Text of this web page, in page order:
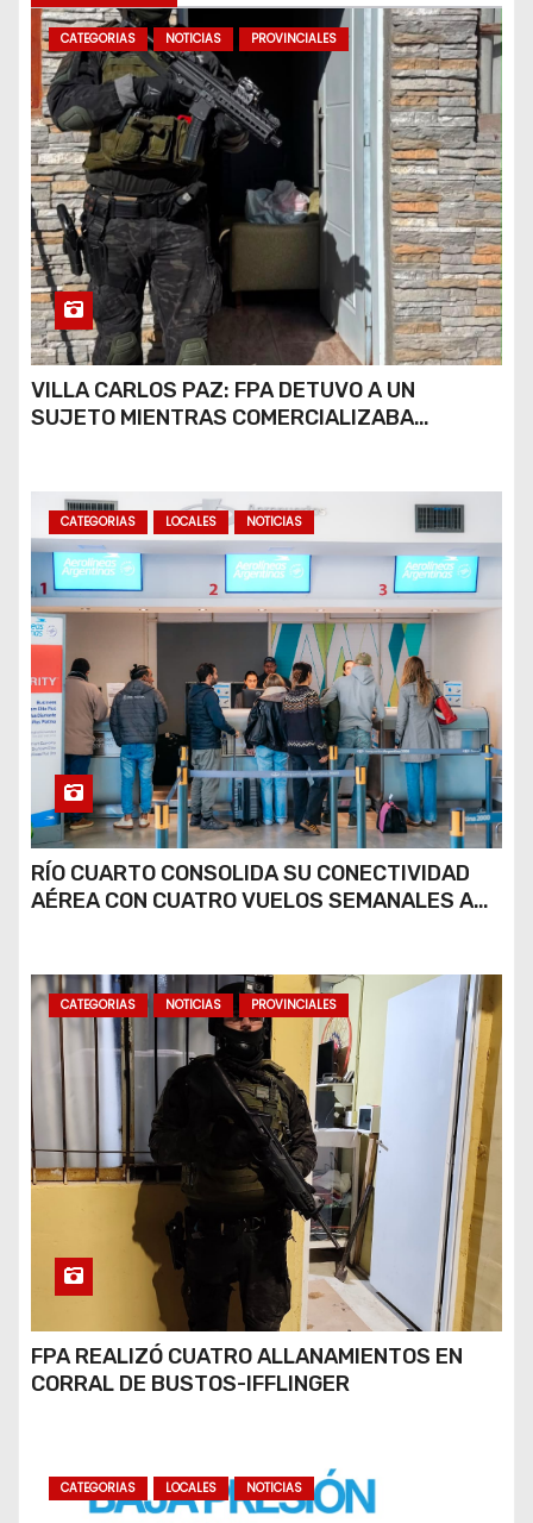
CATEGORIAS NOTICIAS PROVINCIALES
VILLA CARLOS PAZ: FPA DETUVO A UN
SUJETO MIENTRAS COMERCIALIZABA
CATEGORIAS LOCALES NOTICIAS
RÍO CUARTO CONSOLIDA SU CONECTIVIDAD
AÉREA CON CUATRO VUELOS SEMANALES A
CATEGORIAS NOTICIAS PROVINCIALES
FPA REALIZÓ CUATRO ALLANAMIENTOS EN
CORRAL DE BUSTOS-IFFLINGER
CATEGORIAS LOCALES NOTICIAS